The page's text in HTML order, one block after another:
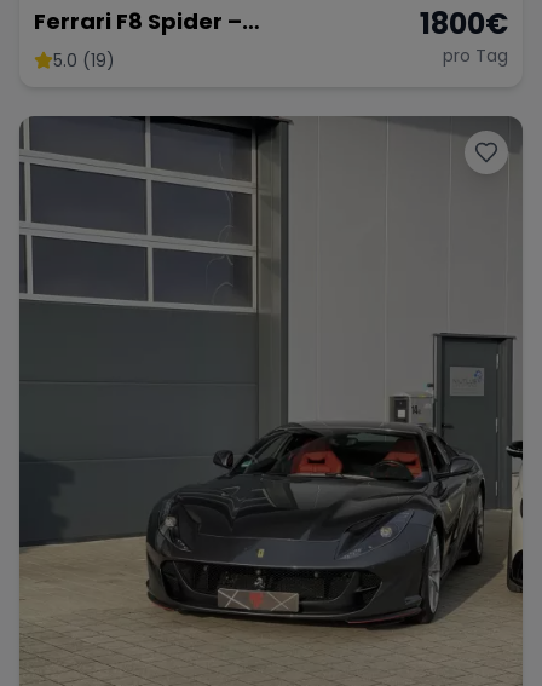
Ferrari F8 Spider –
Atemberaubendes Cabrio
5.0 (19)
1800€
pro Tag